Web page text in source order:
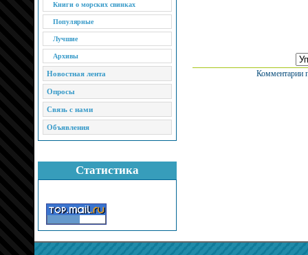
Книги о морских свинках
Популярные
Лучшие
Архивы
Новостная лента
Опросы
Связь с нами
Объявления
Статистика
Комментарии